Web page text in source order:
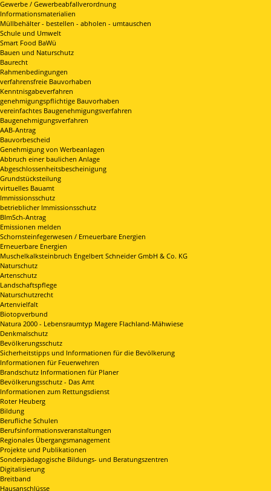
Gewerbe / Gewerbeabfallverordnung
Informationsmaterialien
Müllbehälter - bestellen - abholen - umtauschen
Schule und Umwelt
Smart Food BaWü
Bauen und Naturschutz
Baurecht
Rahmenbedingungen
verfahrensfreie Bauvorhaben
Kenntnisgabeverfahren
genehmigungspflichtige Bauvorhaben
vereinfachtes Baugenehmigungsverfahren
Baugenehmigungsverfahren
AAB-Antrag
Bauvorbescheid
Genehmigung von Werbeanlagen
Abbruch einer baulichen Anlage
Abgeschlossenheitsbescheinigung
Grundstücksteilung
virtuelles Bauamt
Immissionsschutz
betrieblicher Immissionsschutz
BImSch-Antrag
Emissionen melden
Schornsteinfegerwesen / Erneuerbare Energien
Erneuerbare Energien
Muschelkalksteinbruch Engelbert Schneider GmbH & Co. KG
Naturschutz
Artenschutz
Landschaftspflege
Naturschutzrecht
Artenvielfalt
Biotopverbund
Natura 2000 - Lebensraumtyp Magere Flachland-Mähwiese
Denkmalschutz
Bevölkerungsschutz
Sicherheitstipps und Informationen für die Bevölkerung
Informationen für Feuerwehren
Brandschutz Informationen für Planer
Bevölkerungsschutz - Das Amt
Informationen zum Rettungsdienst
Roter Heuberg
Bildung
Berufliche Schulen
Berufsinformationsveranstaltungen
Regionales Übergangsmanagement
Projekte und Publikationen
Sonderpädagogische Bildungs- und Beratungszentren
Digitalisierung
Breitband
Hausanschlüsse